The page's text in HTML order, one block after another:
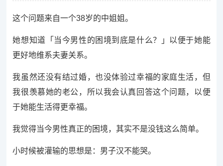
这个问题来自一个38岁的中姐姐。
她想知道「当今男性的困境到底是什么？」以便于她能
更好地维系夫妻关系。
我虽然还没有结过婚，也没体验过幸福的家庭生活，但
我很羡慕她的老公，所以我会认真回答这个问题，以便
于她能生活得更幸福。
我觉得当今男性真正的困境，其实不是没钱这么简单。
小时候被灌输的思想是：男子汉不能哭。